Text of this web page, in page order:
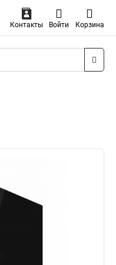
Контакты Войти Корзина